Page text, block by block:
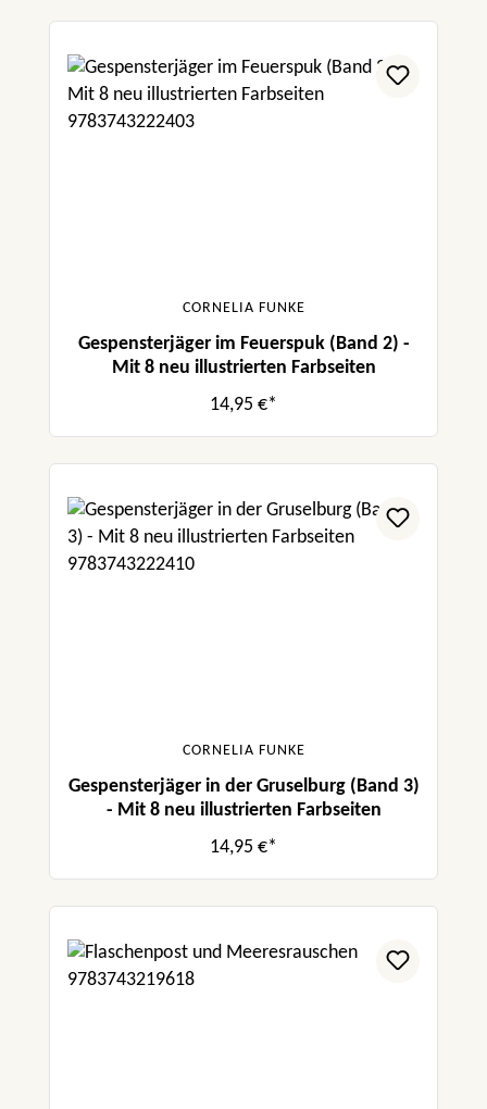
CORNELIA FUNKE
Gespensterjäger im Feuerspuk (Band 2) -
Mit 8 neu illustrierten Farbseiten
14,95 €*
CORNELIA FUNKE
Gespensterjäger in der Gruselburg (Band 3)
- Mit 8 neu illustrierten Farbseiten
14,95 €*